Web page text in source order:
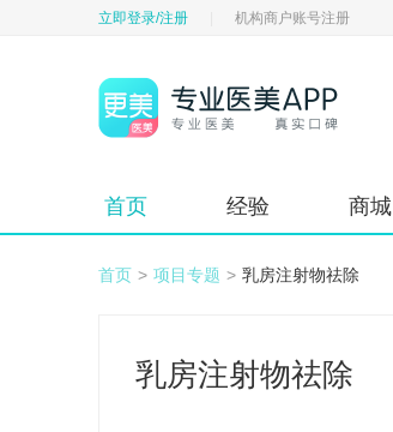
立即登录/注册 机构商户账号注册
首页 经验 商城
首页 > 项目专题 > 乳房注射物祛除
乳房注射物祛除